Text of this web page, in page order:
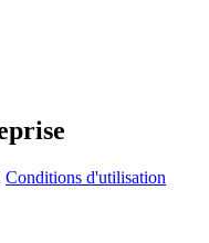
Conditions d'utilisation